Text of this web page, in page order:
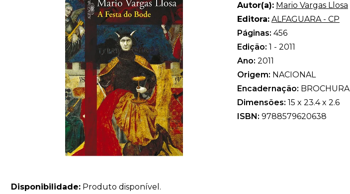
Disponibilidade: Produto disponível.
Autor(a): Mario Vargas Llosa
Editora: ALFAGUARA - CP
Páginas: 456
Edição: 1 - 2011
Ano: 2011
Origem: NACIONAL
Encadernação: BROCHURA
Dimensões: 15 x 23.4 x 2.6
ISBN: 9788579620638